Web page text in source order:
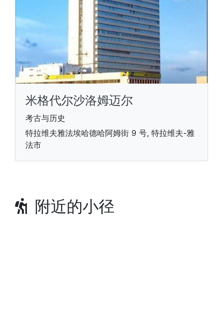
米格代尔沙洛姆迈尔
考古与历史
特拉维夫雅法埃哈德哈阿姆街 9 号, 特拉维夫-雅
法市
附近的小径